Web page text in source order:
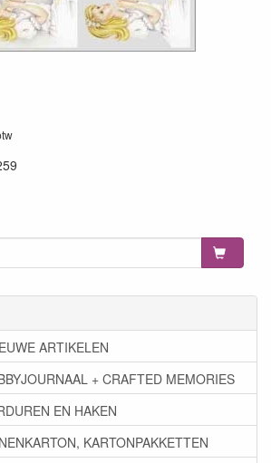
ARTIKELEN
+ CRAFTED MEMORIES
EN HAKEN
KARTONPAKKETTEN